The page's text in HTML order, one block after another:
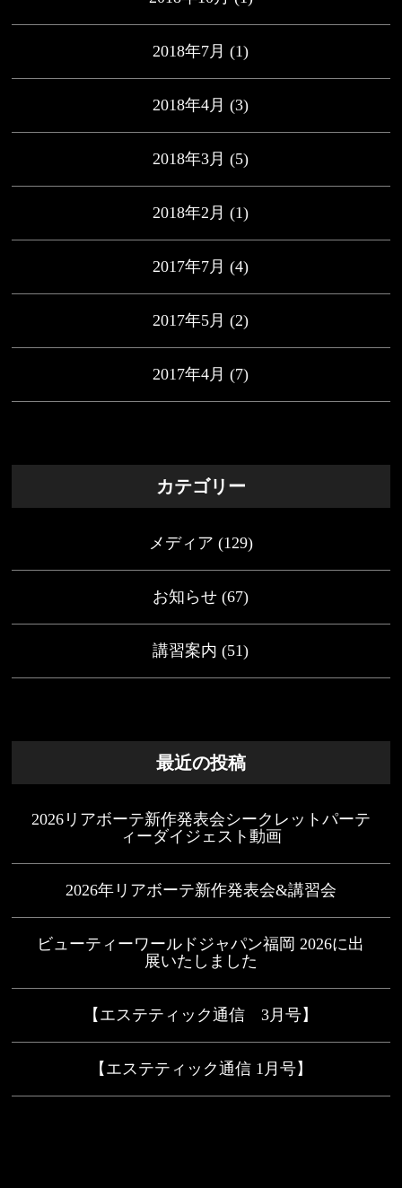
2018年7月 (1)
2018年4月 (3)
2018年3月 (5)
2018年2月 (1)
2017年7月 (4)
2017年5月 (2)
2017年4月 (7)
カテゴリー
メディア (129)
お知らせ (67)
講習案内 (51)
最近の投稿
2026リアボーテ新作発表会シークレットパーテ
ィーダイジェスト動画
2026年リアボーテ新作発表会&講習会
ビューティーワールドジャパン福岡 2026に出
展いたしました
【エステティック通信 3月号】
【エステティック通信 1月号】